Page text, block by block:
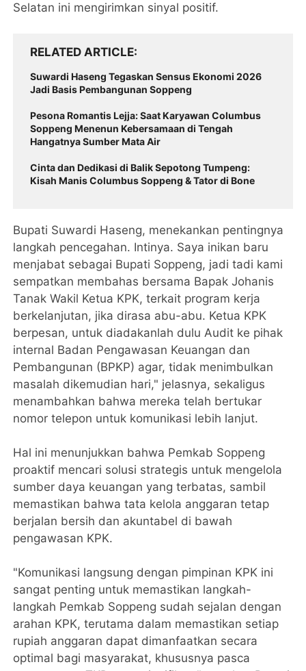
Selatan ini mengirimkan sinyal positif.
RELATED ARTICLE
Suwardi Haseng Tegaskan Sensus Ekonomi 2026
Jadi Basis Pembangunan Soppeng
Pesona Romantis Lejja: Saat Karyawan Columbus
Soppeng Menenun Kebersamaan di Tengah
Hangatnya Sumber Mata Air
Cinta dan Dedikasi di Balik Sepotong Tumpeng:
Kisah Manis Columbus Soppeng & Tator di Bone
Bupati Suwardi Haseng, menekankan pentingnya
langkah pencegahan. Intinya. Saya inikan baru
menjabat sebagai Bupati Soppeng, jadi tadi kami
sempatkan membahas bersama Bapak Johanis
Tanak Wakil Ketua KPK, terkait program kerja
berkelanjutan, jika dirasa abu-abu. Ketua KPK
berpesan, untuk diadakanlah dulu Audit ke pihak
internal Badan Pengawasan Keuangan dan
Pembangunan (BPKP) agar, tidak menimbulkan
masalah dikemudian hari," jelasnya, sekaligus
menambahkan bahwa mereka telah bertukar
nomor telepon untuk komunikasi lebih lanjut.
Hal ini menunjukkan bahwa Pemkab Soppeng
proaktif mencari solusi strategis untuk mengelola
sumber daya keuangan yang terbatas, sambil
memastikan bahwa tata kelola anggaran tetap
berjalan bersih dan akuntabel di bawah
pengawasan KPK.
"Komunikasi langsung dengan pimpinan KPK ini
sangat penting untuk memastikan langkah-
langkah Pemkab Soppeng sudah sejalan dengan
arahan KPK, terutama dalam memastikan setiap
rupiah anggaran dapat dimanfaatkan secara
optimal bagi masyarakat, khususnya pasca